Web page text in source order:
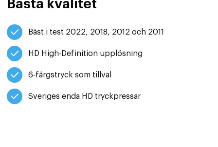
Bästa kvalitet
Bäst i test 2022, 2018, 2012 och 2011
HD High-Definition upplösning
6-färgstryck som tillval
Sveriges enda HD tryckpressar